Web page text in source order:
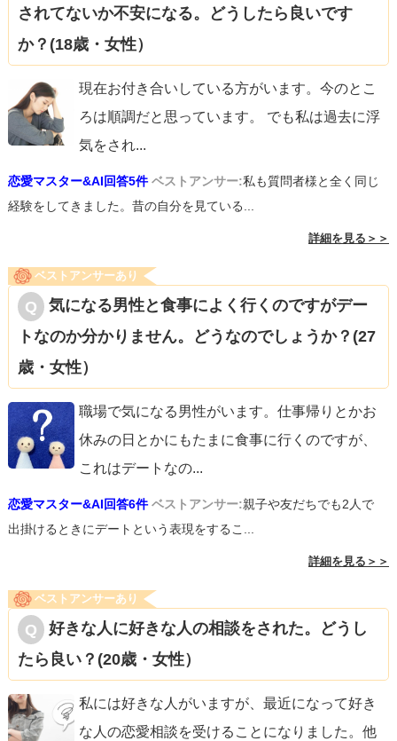
されてないか不安になる。どうしたら良いです
か？(18歳・女性）
現在お付き合いしている方がいます。今のとこ
ろは順調だと思っています。 でも私は過去に浮
気をされ...
恋愛マスター&AI回答5件 ベストアンサー:私も質問者様と全く同じ
経験をしてきました。昔の自分を見ている...
詳細を見る＞＞
ベストアンサーあり
気になる男性と食事によく行くのですがデー
トなのか分かりません。どうなのでしょうか？(27
歳・女性）
職場で気になる男性がいます。仕事帰りとかお
休みの日とかにもたまに食事に行くのですが、
これはデートなの...
恋愛マスター&AI回答6件 ベストアンサー:親子や友だちでも2人で
出掛けるときにデートという表現をするこ...
詳細を見る＞＞
ベストアンサーあり
好きな人に好きな人の相談をされた。どうし
たら良い？(20歳・女性）
私には好きな人がいますが、最近になって好き
な人の恋愛相談を受けることになりました。他